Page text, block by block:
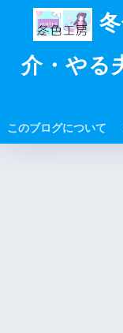
介・やる
このブログについて